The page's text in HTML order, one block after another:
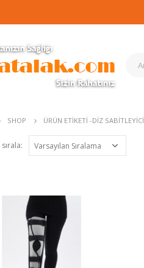
SHOP ÜRÜN ETIKETI -DIZ SABITLEYICI